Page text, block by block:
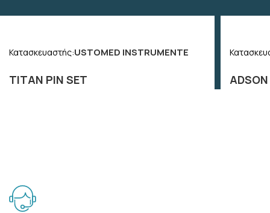
TITAN PIN SET
Κατασκευαστής:USTOMED INSTRUMENTE
ADSON